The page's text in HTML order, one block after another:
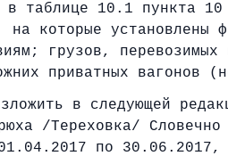
в таблице 10.1 пункта
которые установлены
грузов,
приватных вагонов
в следующей
/Тереховка/
по 30.06.2017,